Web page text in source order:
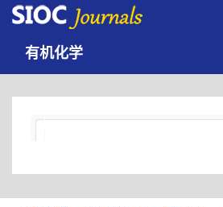
有机化学